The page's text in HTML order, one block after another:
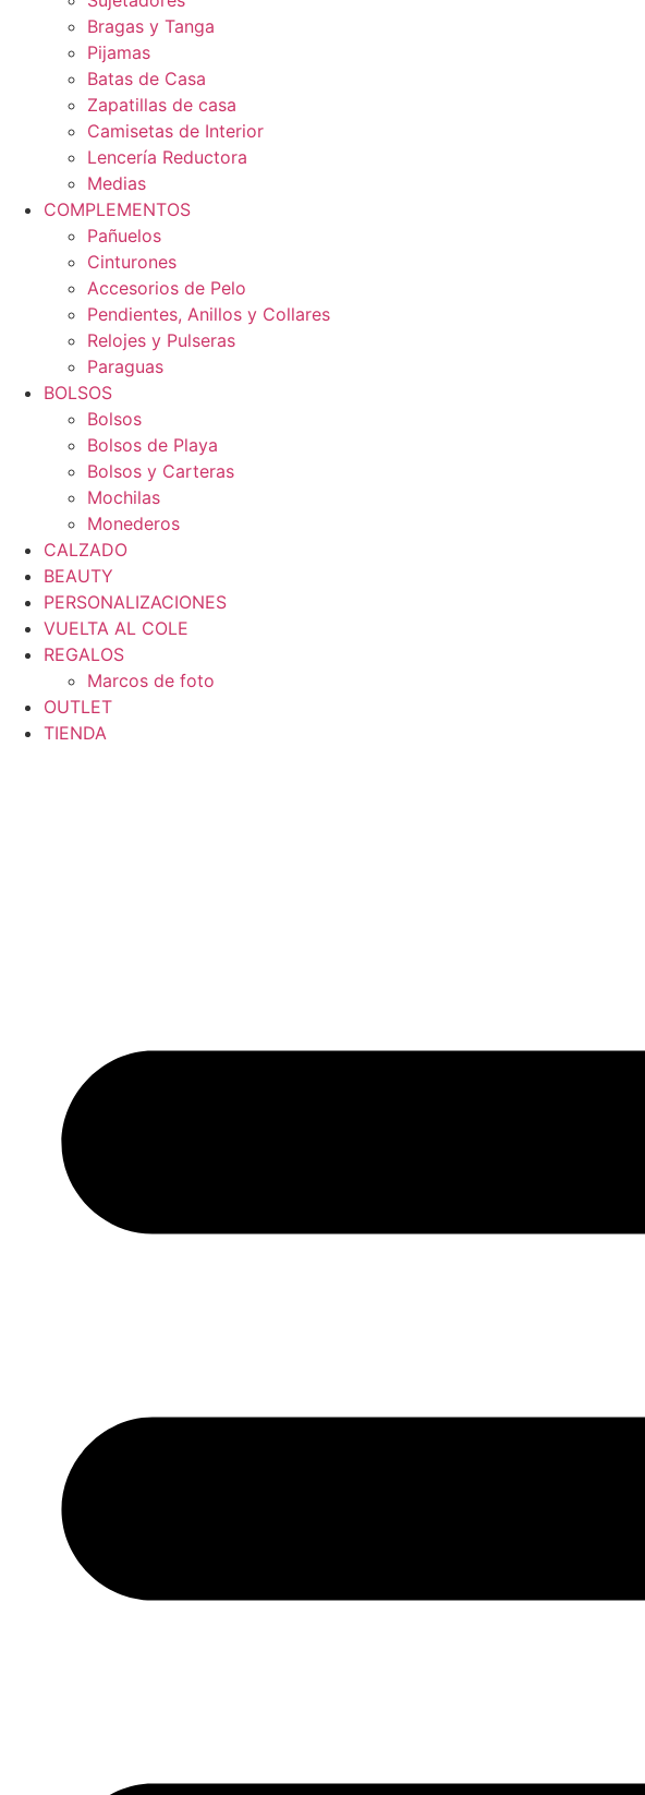
Bragas y Tanga
Pijamas
Batas de Casa
Zapatillas de casa
Camisetas de Interior
Lencería Reductora
Medias
COMPLEMENTOS
Pañuelos
Cinturones
Accesorios de Pelo
Pendientes, Anillos y Collares
Relojes y Pulseras
Paraguas
BOLSOS
Bolsos
Bolsos de Playa
Bolsos y Carteras
Mochilas
Monederos
CALZADO
BEAUTY
PERSONALIZACIONES
VUELTA AL COLE
REGALOS
Marcos de foto
OUTLET
TIENDA